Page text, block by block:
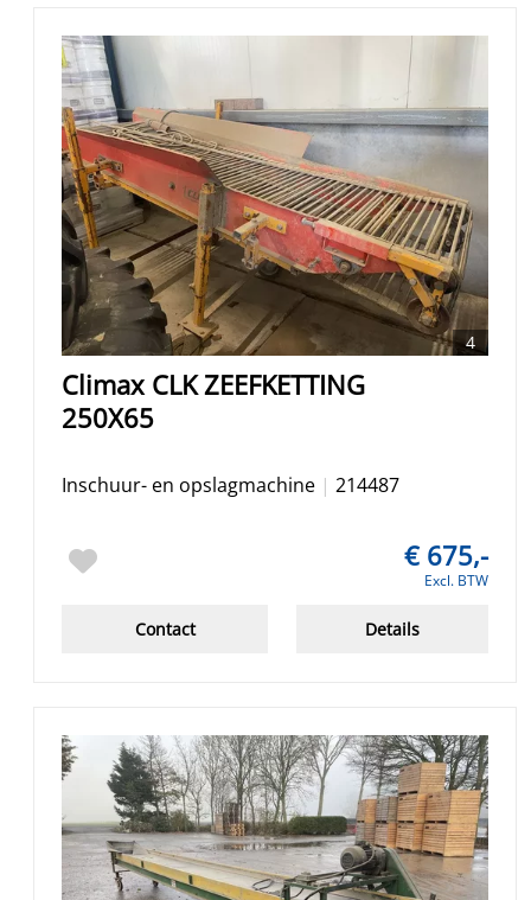
4
Climax CLK ZEEFKETTING
250X65
Inschuur- en opslagmachine | 214487
€ 675,-
Excl. BTW
Details
Contact